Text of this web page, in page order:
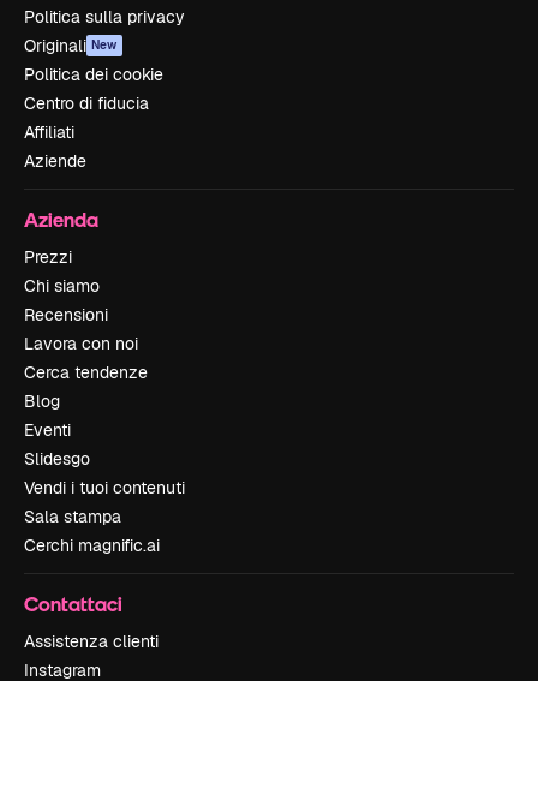
Politica sulla privacy
Originali New
Politica dei cookie
Centro di fiducia
Affiliati
Aziende
Azienda
Prezzi
Chi siamo
Recensioni
Lavora con noi
Cerca tendenze
Blog
Eventi
Slidesgo
Vendi i tuoi contenuti
Sala stampa
Cerchi magnific.ai
Contattaci
Assistenza clienti
Instagram